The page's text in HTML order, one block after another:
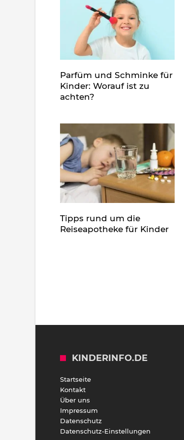
Parfüm und Schminke für
Kinder: Worauf ist zu
achten?
Tipps rund um die
Reiseapotheke für Kinder
KINDERINFO.DE
Startseite
Kontakt
Über uns
Impressum
Datenschutz
Datenschutz-Einstellungen